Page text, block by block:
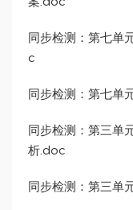
同步检测：第七单
c
同步检测：第七单
同步检测：第三单
析.doc
同步检测：第三单